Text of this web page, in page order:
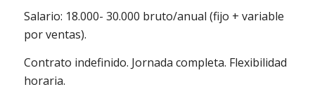
Salario: 18.000- 30.000 bruto/anual (fijo + variable
por ventas).
Contrato indefinido. Jornada completa. Flexibilidad
horaria.